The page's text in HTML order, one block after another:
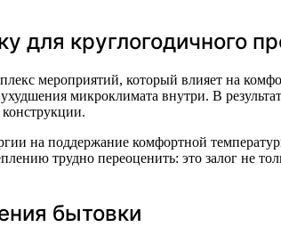
для круглогодичного
мероприятий, который влияет на
микроклимата внутри. В
на поддержание комфортной
трудно переоценить: это залог не
бытовки